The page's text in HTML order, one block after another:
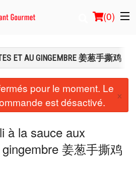
(0)
ET AU GINGEMBRE 姜葱手撕鸡
pour le moment. Le
est désactivé.
×
à la sauce aux
姜葱手撕鸡